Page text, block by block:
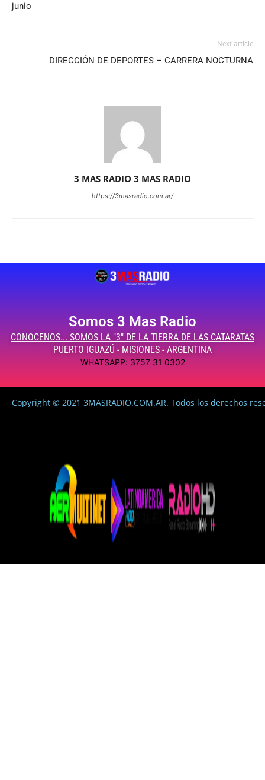
junio
Next article
DIRECCIÓN DE DEPORTES – CARRERA NOCTURNA
3 MAS RADIO 3 MAS RADIO
https://3masradio.com.ar/
Somos 3 Mas Radio
CONOCENOS... SOMOS LA "3" DE LA TIERRA DE LAS CATARATAS
PUERTO IGUAZÚ - MISIONES - ARGENTINA
WHATSAPP: 3757 31 0302
Copyright © 2021 3MASRADIO.COM.AR. Todos los derechos